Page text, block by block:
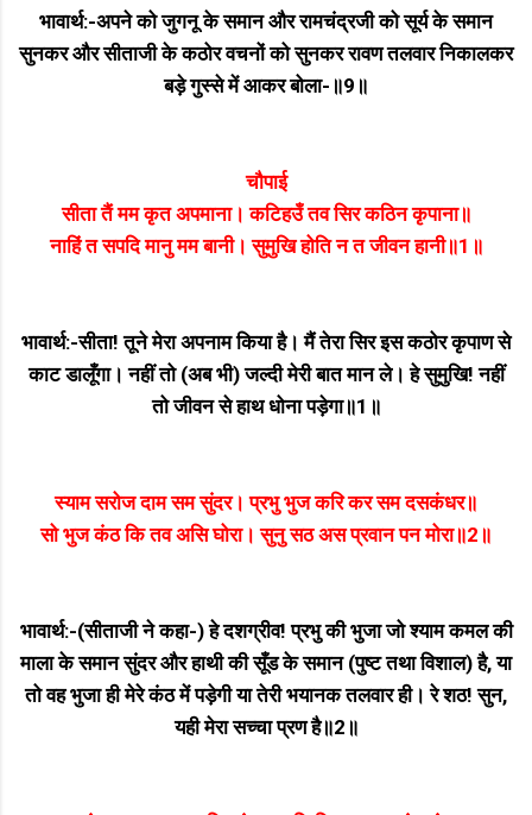
भावार्थ:-अपने को जुगनू के समान और रामचंद्रजी को सूर्य के समान
सुनकर और सीताजी के कठोर वचनों को सुनकर रावण तलवार निकालकर
बड़े गुस्से में आकर बोला-॥9॥
चौपाई
सीता तैं मम कृत अपमाना। कटिहउँ तव सिर कठिन कृपाना॥
नाहिं त सपदि मानु मम बानी। सुमुखि होति न त जीवन हानी॥1॥
भावार्थ:-सीता! तूने मेरा अपनाम किया है। मैं तेरा सिर इस कठोर कृपाण से
काट डालूँगा। नहीं तो (अब भी) जल्दी मेरी बात मान ले। हे सुमुखि! नहीं
तो जीवन से हाथ धोना पड़ेगा॥1॥
स्याम सरोज दाम सम सुंदर। प्रभु भुज करि कर सम दसकंधर॥
सो भुज कंठ कि तव असि घोरा। सुनु सठ अस प्रवान पन मोरा॥2॥
भावार्थ:-(सीताजी ने कहा-) हे दशग्रीव! प्रभु की भुजा जो श्याम कमल की
माला के समान सुंदर और हाथी की सूँड के समान (पुष्ट तथा विशाल) है, या
तो वह भुजा ही मेरे कंठ में पड़ेगी या तेरी भयानक तलवार ही। रे शठ! सुन,
यही मेरा सच्चा प्रण है॥2॥